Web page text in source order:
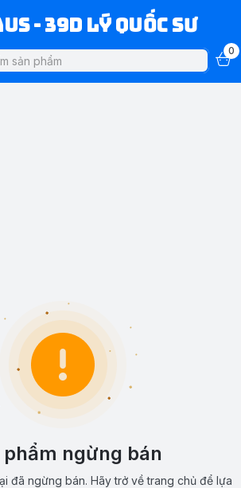
- 39D Lý Quốc Sư
0
phẩm ngừng bán
đã ngừng bán. Hãy trở về trang chủ để lựa